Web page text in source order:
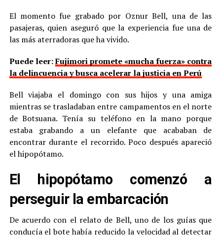
El momento fue grabado por Oznur Bell, una de las
pasajeras, quien aseguró que la experiencia fue una de
las más aterradoras que ha vivido.
Puede leer:Fujimori promete «mucha fuerza» contra
la delincuencia y busca acelerar la justicia en Perú
Bell viajaba el domingo con sus hijos y una amiga
mientras se trasladaban entre campamentos en el norte
de Botsuana. Tenía su teléfono en la mano porque
estaba grabando a un elefante que acababan de
encontrar durante el recorrido. Poco después apareció
el hipopótamo.
El hipopótamo comenzó a
perseguir la embarcación
De acuerdo con el relato de Bell, uno de los guías que
conducía el bote había reducido la velocidad al detectar